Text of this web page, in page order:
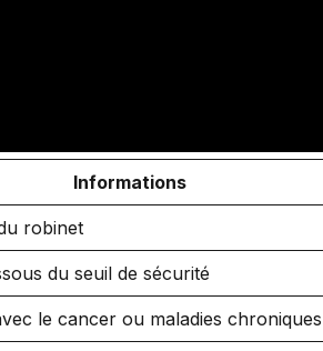
Informations
robinet
du seuil de sécurité
le cancer ou maladies chroniques